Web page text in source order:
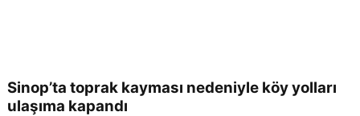
Sinop’ta toprak kayması nedeniyle köy yolları
ulaşıma kapandı